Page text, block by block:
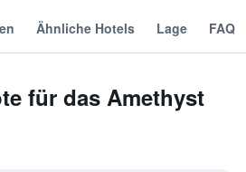
Ähnliche Hotels Lage FAQ
für das Amethyst